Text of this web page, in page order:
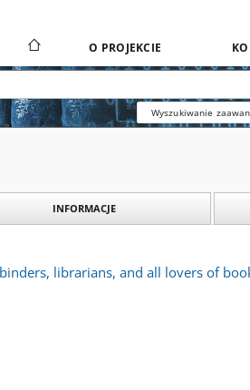
O PROJEKCIE
Wyszukiwanie
INFORMACJE
librarians, and all lovers of